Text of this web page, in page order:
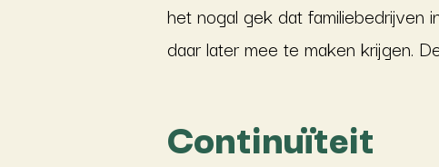
het nogal gek dat familiebedrijven
daar later mee te maken krijgen.
Continuïteit